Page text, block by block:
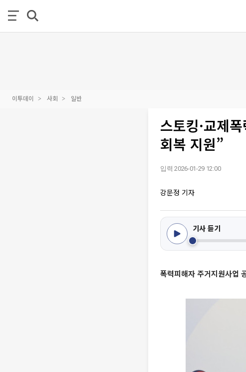
이투데이 사회 일반
스토킹·교제
회복 지원”
입력 2026-01-29 12:00
강문정 기자
기사 듣기
폭력피해자 주거지원사업